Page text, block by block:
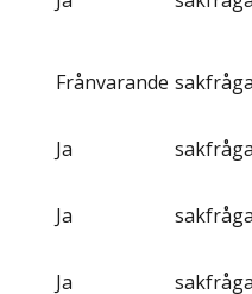
Frånvarande
Ja
Ja
Ja